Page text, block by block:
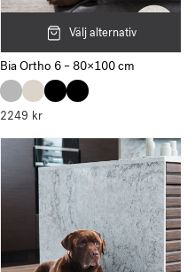
Välj alternativ
Bia Ortho 6 – 80×100 cm
2249 kr